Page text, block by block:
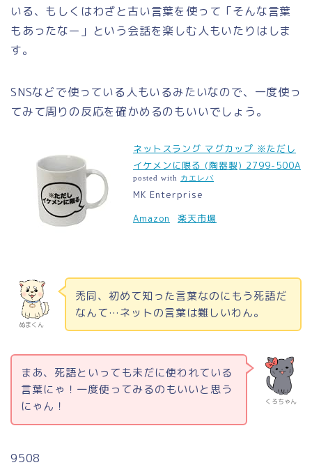
いる、もしくはわざと古い言葉を使って「そんな言葉
もあったなー」という会話を楽しむ人もいたりはしま
す。
SNSなどで使っている人もいるみたいなので、一度使っ
てみて周りの反応を確かめるのもいいでしょう。
ネットスラング マグカップ ※ただし
イケメンに限る (陶器製) 2799-500A
posted with カエレバ
MK Enterprise
Amazon
楽天市場
ぬまくん
禿同、初めて知った言葉なのにもう死語だ
なんて…ネットの言葉は難しいわん。
くろちゃん
まあ、死語といっても未だに使われている
言葉にゃ！一度使ってみるのもいいと思う
にゃん！
9508